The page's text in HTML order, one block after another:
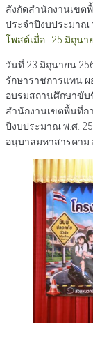
สังกัดสำนักงานเขต
ประจำปีงบประมาณ
โพสต์เมื่อ : 25 มิถุนา
วันที่ 23 มิถุนายน
รักษาราชการแทน ผ
อบรมสถานศึกษาขับ
สำนักงานเขตพื้นที่ก
ปีงบประมาณ พ.ศ.
อนุบาลมหาสารคาม